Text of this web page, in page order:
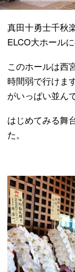
真田十勇士千秋
ELCO大ホール
このホールは西
時間弱で行けま
がいっぱい並ん
はじめてみる舞
た。